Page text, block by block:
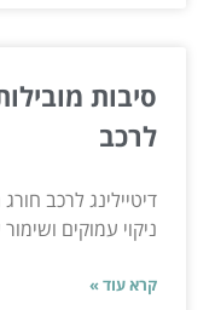
סיבות
לרכב
דיטיילינג לרכב
ניקוי עמוקים
קרא עוד »